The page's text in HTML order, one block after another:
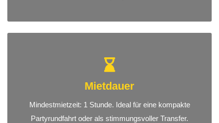
Mietdauer
Mindestmietzeit: 1 Stunde. Ideal für eine kompakte
Partyrundfahrt oder als stimmungsvoller Transfer.